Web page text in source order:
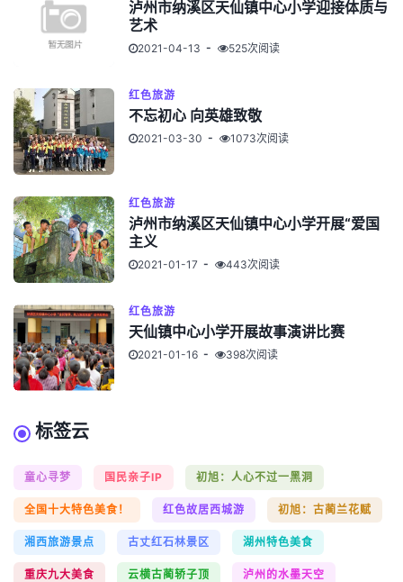
泸州市纳溪区天仙镇中心小学迎接体质与
艺术
2021-04-13 525次阅读
红色旅游
不忘初心 向英雄致敬
2021-03-30 1073次阅读
红色旅游
泸州市纳溪区天仙镇中心小学开展“爱国
主义
2021-01-17 443次阅读
红色旅游
天仙镇中心小学开展故事演讲比赛
2021-01-16 398次阅读
标签云
童心寻梦 国民亲子IP 初旭：人心不过一黑洞
全国十大特色美食！ 红色故居西城游 初旭：古蔺兰花赋
湘西旅游景点 古丈红石林景区 湖州特色美食
重庆九大美食 云横古蔺轿子顶 泸州的水墨天空